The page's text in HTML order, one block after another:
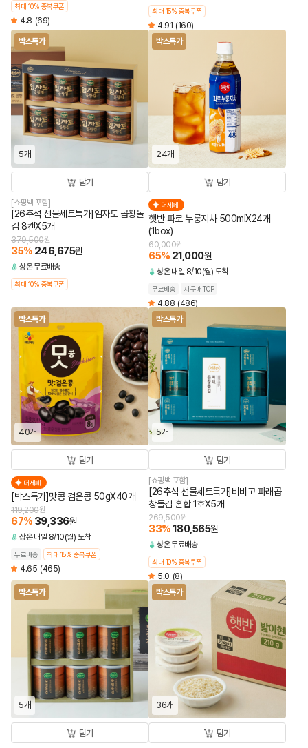
최대 10% 중복쿠폰
4.8 (69)
최대 15% 중복쿠폰
4.91 (160)
박스특가
5개
담기
[쇼핑백 포함]
[26추석 선물세트특가]임자도 곱창돌
김 8캔X5개
379,500원
35% 246,675원
상온무료배송
최대 10% 중복쿠폰
박스특가
24개
담기
더세페
햇반 파로 누룽지차 500mlX24개
(1box)
60,000원
65% 21,000원
상온 내일 8/10(월) 도착
무료배송 재구매TOP
4.88 (486)
박스특가
40개
담기
더세페
[박스특가]맛콩 검은콩 50gX40개
119,200원
67% 39,336원
상온 내일 8/10(월) 도착
무료배송 최대 15% 중복쿠폰
4.65 (465)
박스특가
5개
담기
[쇼핑백 포함]
[26추석 선물세트특가]비비고 파래곱
창돌김 혼합 1호X5개
269,500원
33%180,565원
상온무료배송
최대 10% 중복쿠폰
5.0 (8)
박스특가
5개
담기
박스특가
36개
담기